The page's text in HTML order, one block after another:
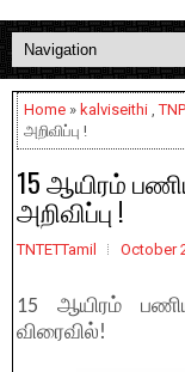
Home » kalviseithi ,
அறிவிப்பு !
15 ஆயிரம்
அறிவிப்பு !
TNTETTamil October
15 ஆயிரம்
விரைவில்!